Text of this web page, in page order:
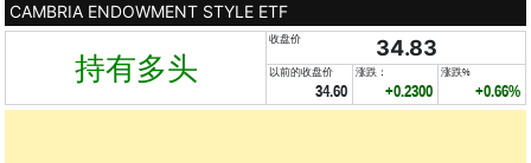
CAMBRIA ENDOWMENT STYLE ETF
持有多头
收盘价 34.83
以前的收盘价
34.60
涨跌：
+0.2300
涨跌%
+0.66%